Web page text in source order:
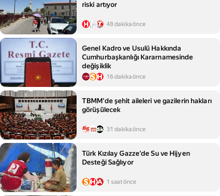
riski artıyor
48 dakika önce
Genel Kadro ve Usulü Hakkında
Cumhurbaşkanlığı Kararnamesinde
değişiklik
16 dakika önce
TBMM'de şehit aileleri ve gazilerin hakları
görüşülecek
31 dakika önce
Türk Kızılay Gazze'de Su ve Hijyen
Desteği Sağlıyor
1 saat önce